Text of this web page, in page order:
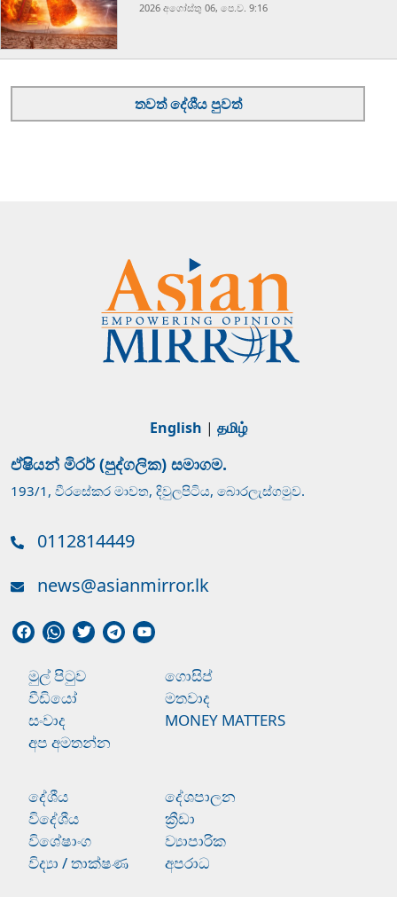
2026 අගෝස්‍තු 06, පෙ.ව. 9:16
තවත් දේශීය පුවත්
English | தமிழ்
ඒෂියන් මිරර් (පුද්ගලික) සමාගම.
193/1, වීරසේකර මාවත, දිවුලපිටිය, බොරලැස්ගමුව.
0112814449
news@asianmirror.lk
මුල් පිටුව
ගොසිප්
වීඩියෝ
මතවාද
සංවාද
MONEY MATTERS
අප අමතන්න
දේශීය
දේශපාලන
විදේශීය
ක්‍රීඩා
විශේෂාංග
ව්‍යාපාරික
විද්‍යා / තාක්ෂණ
අපරාධ